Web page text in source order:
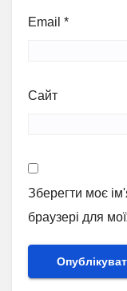
Email *
Сайт
Зберегти моє
браузері для